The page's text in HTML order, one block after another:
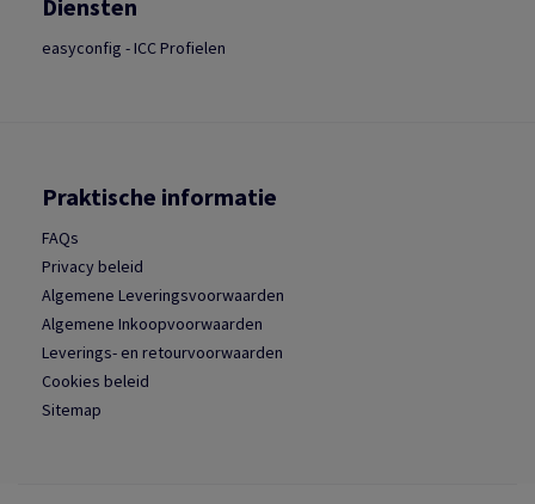
Diensten
easyconfig - ICC Profielen
Praktische informatie
FAQs
Privacy beleid
Algemene Leveringsvoorwaarden
Algemene Inkoopvoorwaarden
Leverings- en retourvoorwaarden
Cookies beleid
Sitemap